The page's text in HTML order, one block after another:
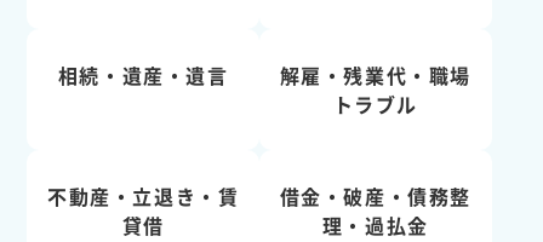
相続・遺産・遺言
解雇・残業代・職場
トラブル
不動産・立退き・賃
貸借
借金・破産・債務整
理・過払金